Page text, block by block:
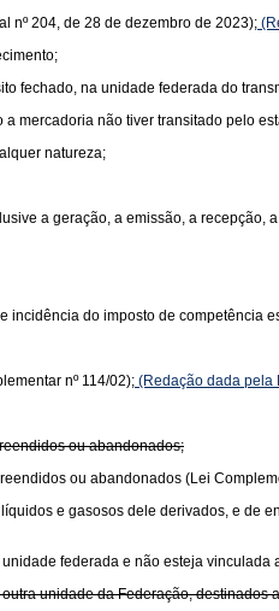
nº 204, de 28 de dezembro de 2023);
fechado, na unidade federada do
mercadoria não tiver transitado pelo
natureza;
a geração, a emissão, a
do imposto de competência
nº 114/02); (Redação dada pela
ou abandonados;
ou abandonados (Lei
e gasosos dele derivados, e
federada e não esteja
unidade da Federação, destinados